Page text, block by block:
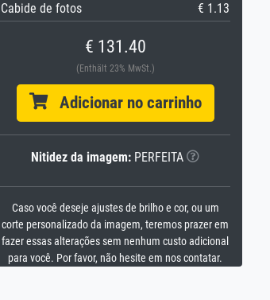
Cabide de fotos
€ 1.13
€ 131.40
(Enthält 23% MwSt.)
Adicionar no carrinho
Nitidez da imagem: PERFEITA
Caso você deseje ajustes de brilho e cor, ou um
corte personalizado da imagem, teremos prazer em
fazer essas alterações sem nenhum custo adicional
para você. Por favor, não hesite em nos contatar.